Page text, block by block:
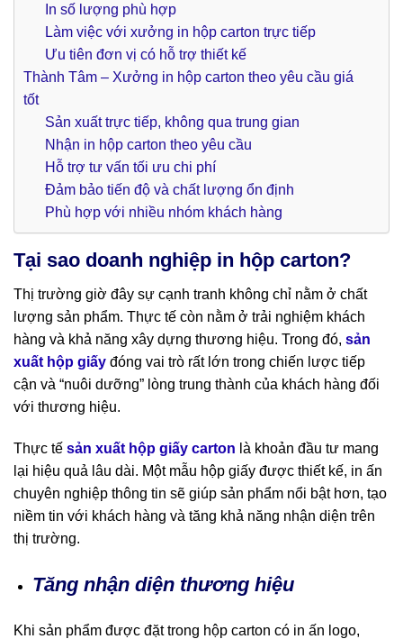
In số lượng phù hợp
Làm việc với xưởng in hộp carton trực tiếp
Ưu tiên đơn vị có hỗ trợ thiết kế
Thành Tâm – Xưởng in hộp carton theo yêu cầu giá
tốt
Sản xuất trực tiếp, không qua trung gian
Nhận in hộp carton theo yêu cầu
Hỗ trợ tư vấn tối ưu chi phí
Đảm bảo tiến độ và chất lượng ổn định
Phù hợp với nhiều nhóm khách hàng
Tại sao doanh nghiệp in hộp carton?
Thị trường giờ đây sự cạnh tranh không chỉ nằm ở chất
lượng sản phẩm. Thực tế còn nằm ở trải nghiệm khách
hàng và khả năng xây dựng thương hiệu. Trong đó, sản
xuất hộp giấy đóng vai trò rất lớn trong chiến lược tiếp
cận và “nuôi dưỡng” lòng trung thành của khách hàng đối
với thương hiệu.
Thực tế sản xuất hộp giấy carton là khoản đầu tư mang
lại hiệu quả lâu dài. Một mẫu hộp giấy được thiết kế, in ấn
chuyên nghiệp thông tin sẽ giúp sản phẩm nổi bật hơn, tạo
niềm tin với khách hàng và tăng khả năng nhận diện trên
thị trường.
Tăng nhận diện thương hiệu
Khi sản phẩm được đặt trong hộp carton có in ấn logo,